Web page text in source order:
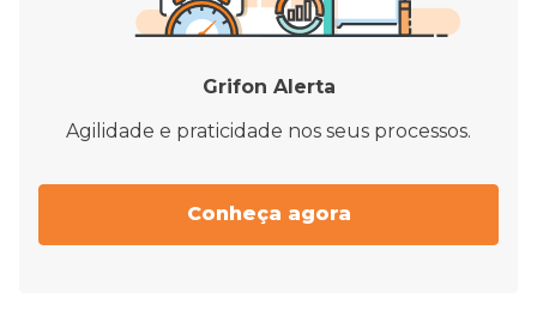
Grifon Alerta
Agilidade e praticidade nos seus processos.
Conheça agora